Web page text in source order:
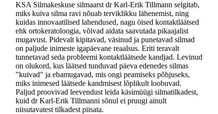
KSA Silmakeskuse silmaarst dr Karl-Erik Tillmann selgitab,
miks kuiva silma ravi nõuab terviklikku lähenemist, ning
kuidas innovaatilised lahendused, nagu öised kontaktläätsed
ehk ortokeratoloogia, võivad aidata saavutada pikaajalist
mugavust. Pidevalt kipitavad, väsinud ja punetavad silmad
on paljude inimeste igapäevane reaalsus. Eriti teravalt
tunnetavad seda probleemi kontaktläätsede kandjad. Levinud
on olukord, kus läätsed tunduvad päeva edenedes silmas
"kuivad" ja ebamugavad, mis ongi peamiseks põhjuseks,
miks inimesed läätsede kandmisest lõplikult loobuvad.
Paljud proovivad leevendust leida käsimüügi silmatilkadest,
kuid dr Karl-Erik Tillmanni sõnul ei pruugi ainult
niisutavatest tilkadest piisata.